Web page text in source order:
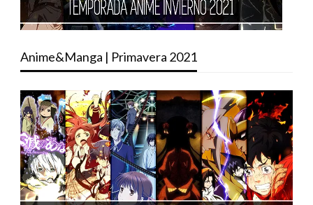
Anime&Manga | Primavera 2021